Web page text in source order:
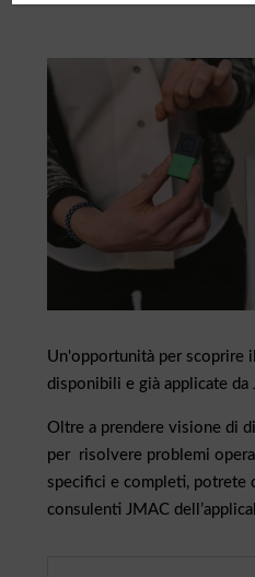
Un'opportunità per scoprire
disponibili e già applicate da
Oltre a prendere visione di
per risolvere problemi
specifici e completi, potrete
consulenti JMAC